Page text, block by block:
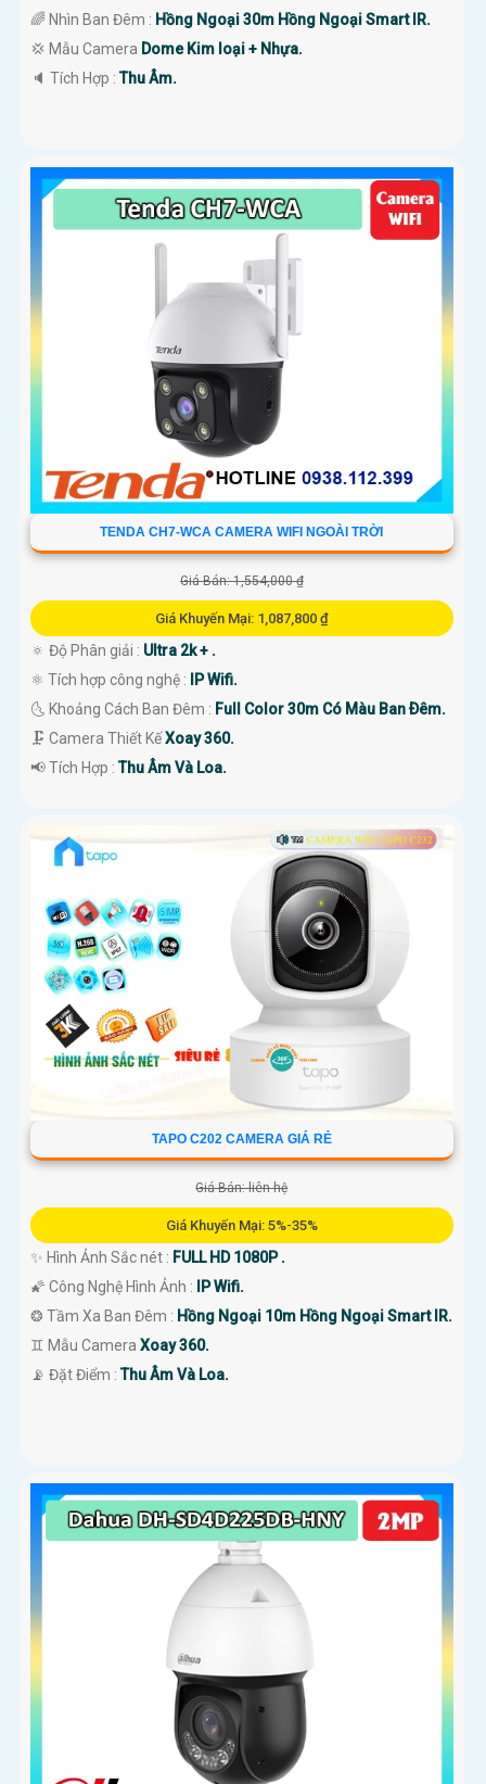
🌈 Nhìn Ban Đêm : Hồng Ngoại 30m Hồng Ngoại Smart IR.
💢 Mẫu Camera Dome Kim loại + Nhựa.
️🔈 Tích Hợp :Thu Âm.
TENDA CH7-WCA CAMERA WIFI NGOÀI TRỜI
Giá Bán: 1,554,000 ₫
Giá Khuyến Mại: 1,087,800 ₫
🔅 Độ Phân giải : Ultra 2k + .
⚛️ Tích hợp công nghệ : IP Wifi.
🌜 Khoảng Cách Ban Đêm : Full Color 30m Có Màu Ban Ðêm.
🗜️ Camera Thiết KếXoay 360.
️📢 Tích Hợp :Thu Âm Và Loa.
TAPO C202 CAMERA GIÁ RẺ
Giá Bán: liên hệ
Giá Khuyến Mại: 5%-35%
✨ Hình Ảnh Sắc nét : FULL HD 1080P .
🌠 Công Nghệ Hình Ảnh :
IP Wifi.
❂ Tầm Xa Ban Đêm : Hồng Ngoại 10m Hồng Ngoại Smart IR.
♊ Mẫu Camera Xoay 360.
️📡 Đặt Điểm :Thu Âm Và Loa.